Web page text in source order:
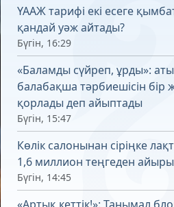
ҮААЖ тарифі екі есеге
қандай уәж айтады?
Бүгін, 16:29
«Баламды сүйреп, ұрды»:
балабақша тәрбиешісін бір
қорлады деп айыптады
Бүгін, 15:47
Көлік салонынан сіріңке
1,6 миллион теңгеден
Бүгін, 14:45